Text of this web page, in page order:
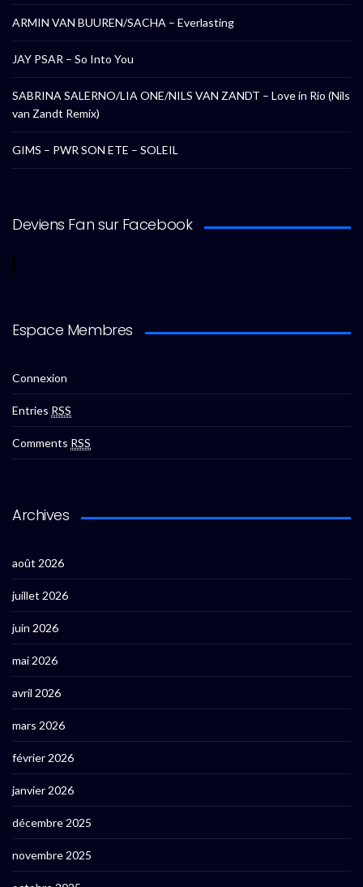
ARMIN VAN BUUREN/SACHA – Everlasting
JAY PSAR – So Into You
SABRINA SALERNO/LIA ONE/NILS VAN ZANDT – Love in Rio (Nils
van Zandt Remix)
GIMS – PWR SON ETE – SOLEIL
Deviens Fan sur Facebook
Espace Membres
Connexion
Entries RSS
Comments RSS
Archives
août 2026
juillet 2026
juin 2026
mai 2026
avril 2026
mars 2026
février 2026
janvier 2026
décembre 2025
novembre 2025